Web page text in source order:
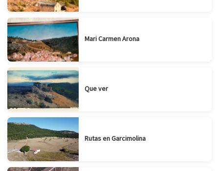
Mari Carmen Arona
Que ver
Rutas en Garcimolina